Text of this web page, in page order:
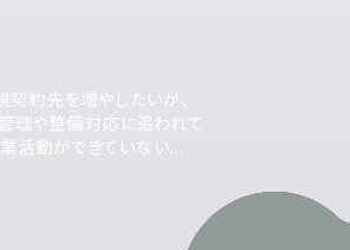
契約先を増やしたいが、
理や整備対応に追われて
活動ができていない...